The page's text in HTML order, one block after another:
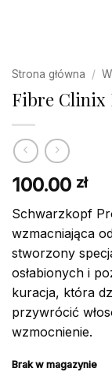
Strona główna /
Fibre Clinix
100.00 zł
Schwarzkopf
wzmacniająca
stworzony
osłabionych i
kuracja, która
przywrócić
wzmocnienie.
Brak w magazynie